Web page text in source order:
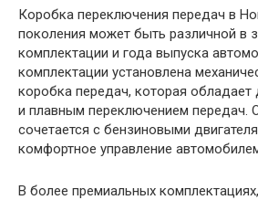
Коробка переключения передач в
поколения может быть различной в
комплектации и года выпуска
комплектации установлена
коробка передач, которая
и плавным переключением передач.
сочетается с бензиновыми
комфортное управление
В более премиальных